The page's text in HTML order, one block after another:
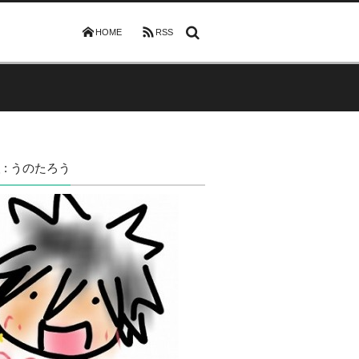
HOME RSS
うのたろう